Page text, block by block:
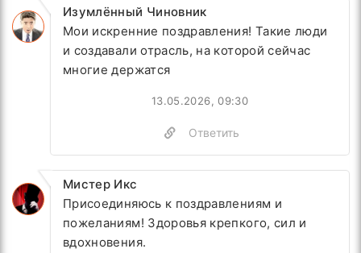
Изумлённый Чиновник
Мои искренние поздравления! Такие люди
и создавали отрасль, на которой сейчас
многие держатся
13.05.2026, 09:30
Ответить
Мистер Икс
Присоединяюсь к поздравлениям и
пожеланиям! Здоровья крепкого, сил и
вдохновения.